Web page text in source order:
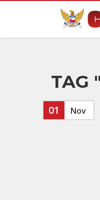
TAG
01 Nov